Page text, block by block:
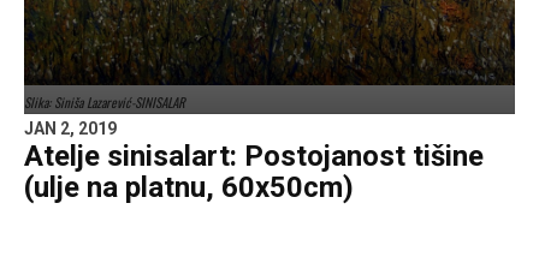
Slika: Siniša Lazarević-SINISALAR
JAN 2, 2019
Atelje sinisalart: Postojanost tišine
(ulje na platnu, 60x50cm)